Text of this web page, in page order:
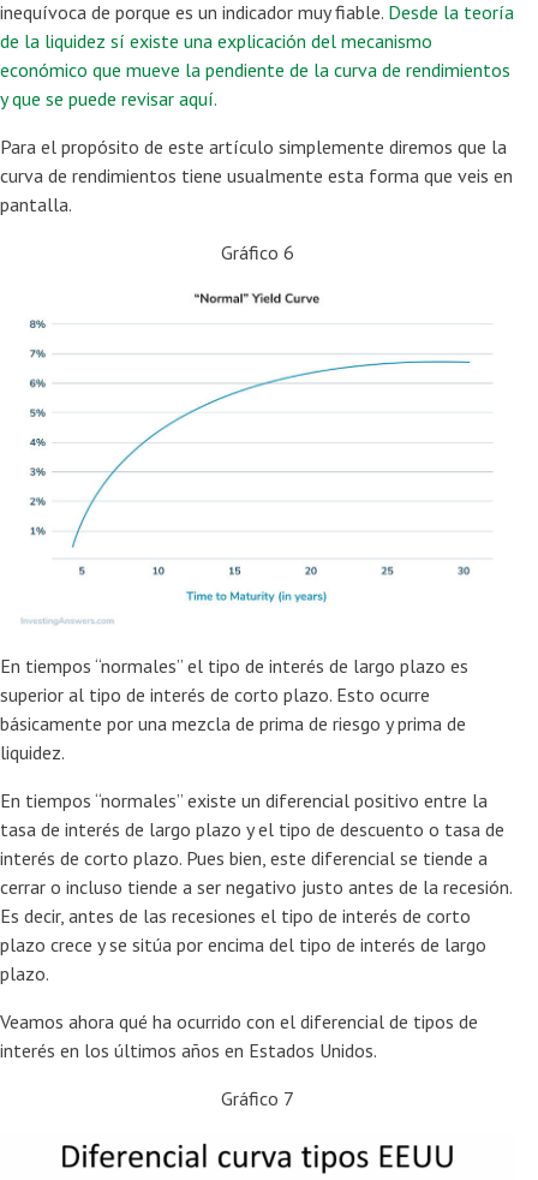
inequívoca de porque es un indicador muy fiable. Desde la teoría
de la liquidez sí existe una explicación del mecanismo
económico que mueve la pendiente de la curva de rendimientos
y que se puede revisar aquí.
Para el propósito de este artículo simplemente diremos que la
curva de rendimientos tiene usualmente esta forma que veis en
pantalla.
Gráfico 6
En tiempos “normales” el tipo de interés de largo plazo es
superior al tipo de interés de corto plazo. Esto ocurre
básicamente por una mezcla de prima de riesgo y prima de
liquidez.
En tiempos “normales” existe un diferencial positivo entre la
tasa de interés de largo plazo y el tipo de descuento o tasa de
interés de corto plazo. Pues bien, este diferencial se tiende a
cerrar o incluso tiende a ser negativo justo antes de la recesión.
Es decir, antes de las recesiones el tipo de interés de corto
plazo crece y se sitúa por encima del tipo de interés de largo
plazo.
Veamos ahora qué ha ocurrido con el diferencial de tipos de
interés en los últimos años en Estados Unidos.
Gráfico 7